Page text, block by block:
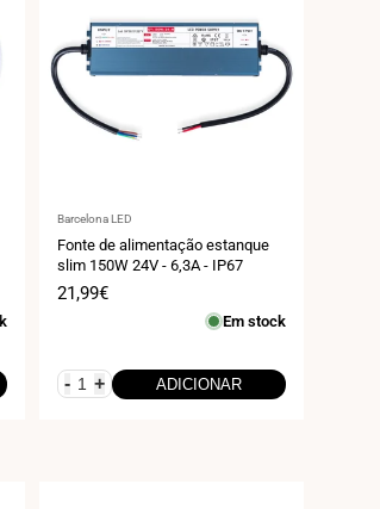
Fornecedor:
Barcelona LED
Fonte de alimentação estanque
slim 150W 24V - 6,3A - IP67
Preço
21,99€
Em stock
- + ADICIONAR